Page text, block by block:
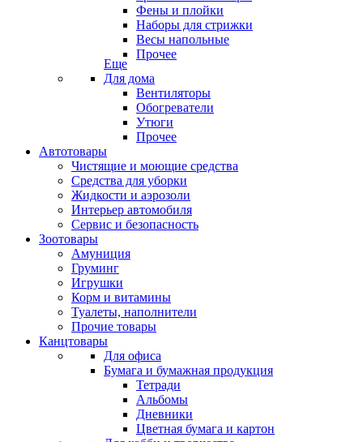
Фены и плойки
Наборы для стрижки
Весы напольные
Прочее
Еще
Для дома
Вентиляторы
Обогреватели
Утюги
Прочее
Автотовары
Чистящие и моющие средства
Средства для уборки
Жидкости и аэрозоли
Интерьер автомобиля
Сервис и безопасность
Зоотовары
Амуниция
Груминг
Игрушки
Корм и витамины
Туалеты, наполнители
Прочие товары
Канцтовары
Для офиса
Бумага и бумажная продукция
Тетради
Альбомы
Дневники
Цветная бумага и картон